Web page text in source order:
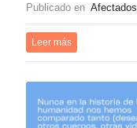
Publicado en Afectados
Leer más